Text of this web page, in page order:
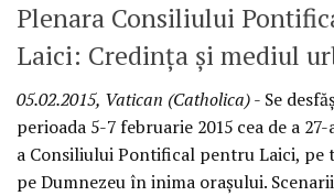
Plenara Consiliului
Laici: Credinţa şi mediul
05.02.2015, Vatican (Catholica)- Se
perioada 5-7 februarie 2015 cea de a
a Consiliului Pontifical pentru Laici, pe
pe Dumnezeu în inima oraşului.